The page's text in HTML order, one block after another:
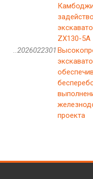
ZX130-5A
..2026022301
проекта